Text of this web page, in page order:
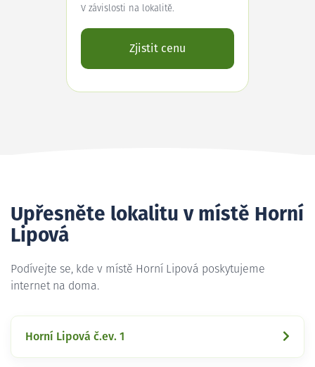
V závislosti na lokalitě.
Zjistit cenu
Upřesněte lokalitu v místě Horní
Lipová
Podívejte se, kde v místě Horní Lipová poskytujeme
internet na doma.
Horní Lipová č.ev. 1